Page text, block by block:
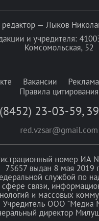
редактор — Лыков
и учредителя:
Комсомольская, 52
Вакансии Реклама
Правила цитирования
23-03-59,
red.vzsar@gmail.com
номер ИА
75657 выдан 8 мая 2019
службой по
сфере связи,
и массовых
Учредитель ООО "Медиа
директор